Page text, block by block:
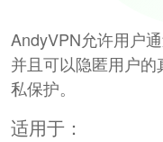
AndyVPN允许用户
并且可以隐匿用户
私保护。
适用于：